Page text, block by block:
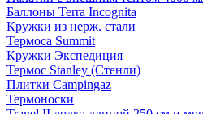
Баллоны Terra Incognita
Кружки из нерж. стали
Термоса Summit
Кружки Экспедиция
Термос Stanley (Стенли)
Плитки Campingaz
Термоноски